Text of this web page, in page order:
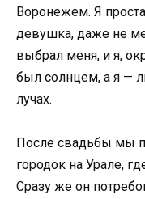
Воронежем. Я
девушка, даже не
выбрал меня, и я,
был солнцем, а я —
лучах.
После свадьбы мы
городок на Урале,
Сразу же он